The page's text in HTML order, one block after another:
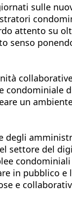
sulle
attento su
senso
condominiale
un
degli
settore del
in pubblico
e